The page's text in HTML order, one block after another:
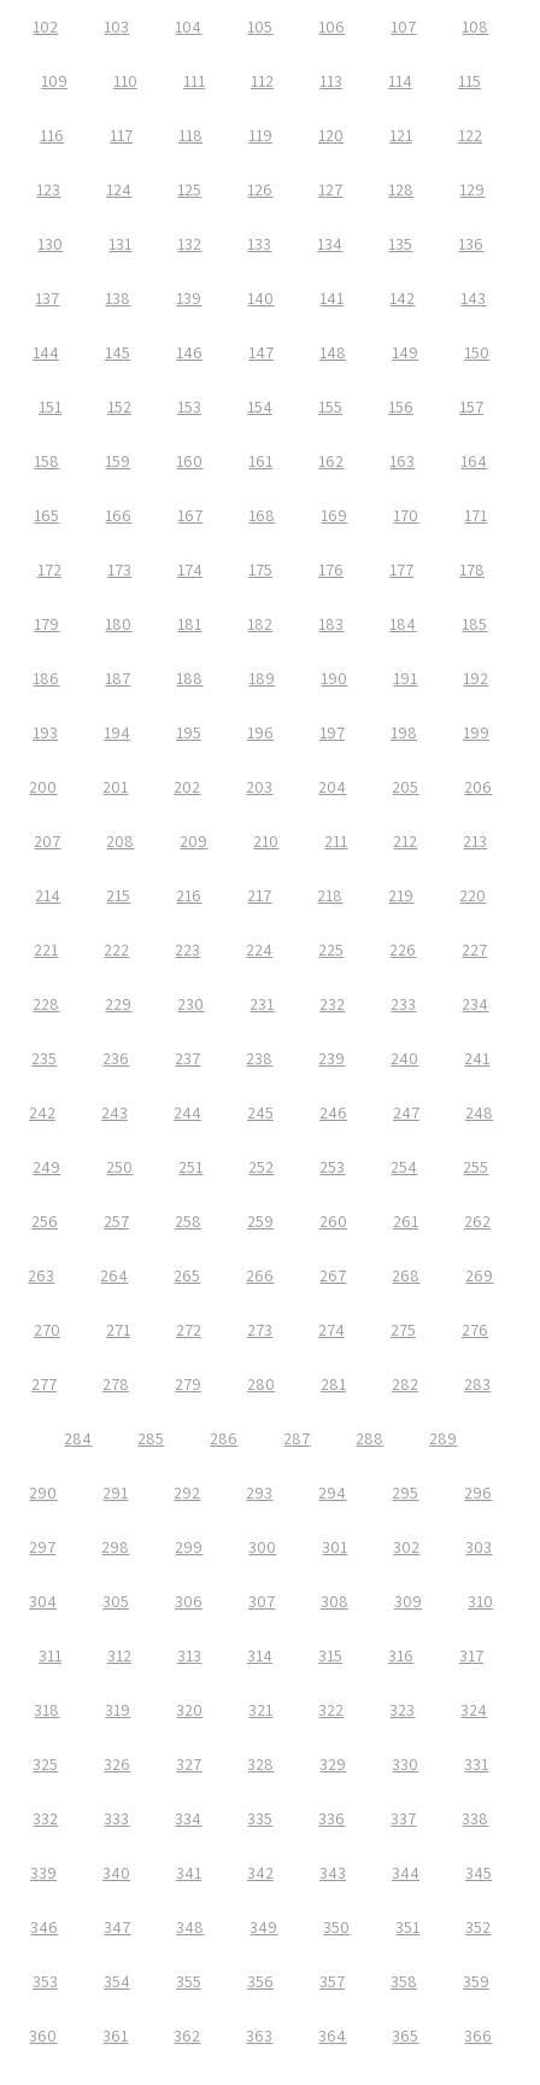
102 103 104 105 106 107 108
109 110 111 112 113 114 115
116 117 118 119 120 121 122
123 124 125 126 127 128 129
130 131 132 133 134 135 136
137 138 139 140 141 142 143
144 145 146 147 148 149 150
151 152 153 154 155 156 157
158 159 160 161 162 163 164
165 166 167 168 169 170 171
172 173 174 175 176 177 178
179 180 181 182 183 184 185
186 187 188 189 190 191 192
193 194 195 196 197 198 199
200 201 202 203 204 205 206
207 208 209 210 211 212 213
214 215 216 217 218 219 220
221 222 223 224 225 226 227
228 229 230 231 232 233 234
235 236 237 238 239 240 241
242 243 244 245 246 247 248
249 250 251 252 253 254 255
256 257 258 259 260 261 262
263 264 265 266 267 268 269
270 271 272 273 274 275 276
277 278 279 280 281 282 283
284 285 286 287 288 289
290 291 292 293 294 295 296
297 298 299 300 301 302 303
304 305 306 307 308 309 310
311 312 313 314 315 316 317
318 319 320 321 322 323 324
325 326 327 328 329 330 331
332 333 334 335 336 337 338
339 340 341 342 343 344 345
346 347 348 349 350 351 352
353 354 355 356 357 358 359
360 361 362 363 364 365 366